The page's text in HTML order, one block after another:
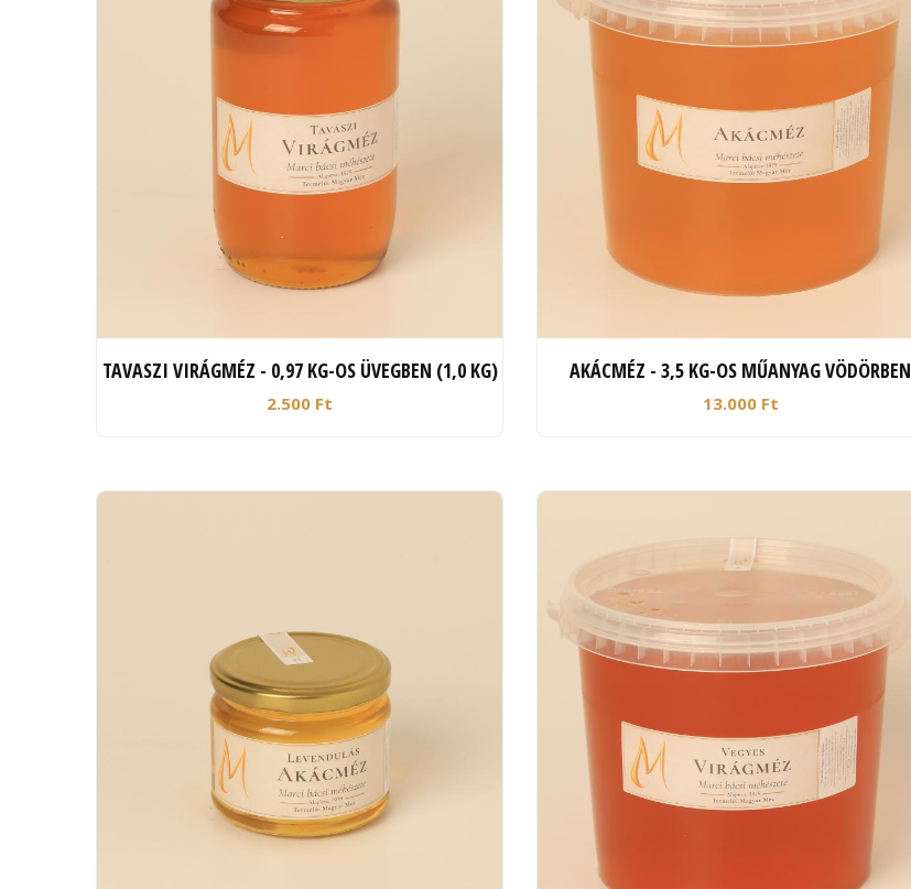
TAVASZI VIRÁGMÉZ - 0,97 KG-OS ÜVEGBEN (1,0 KG)
2.500 Ft
AKÁCMÉZ - 3,5 KG-OS MŰANYAG VÖDÖRBEN
13.000 Ft